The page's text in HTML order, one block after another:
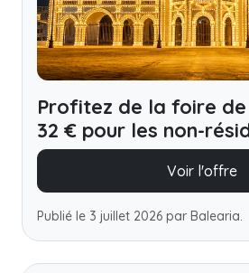
Profitez de la foire
32 € pour les non-
Voir l'offre
Publié le 3 juillet 2026 par Balearia.